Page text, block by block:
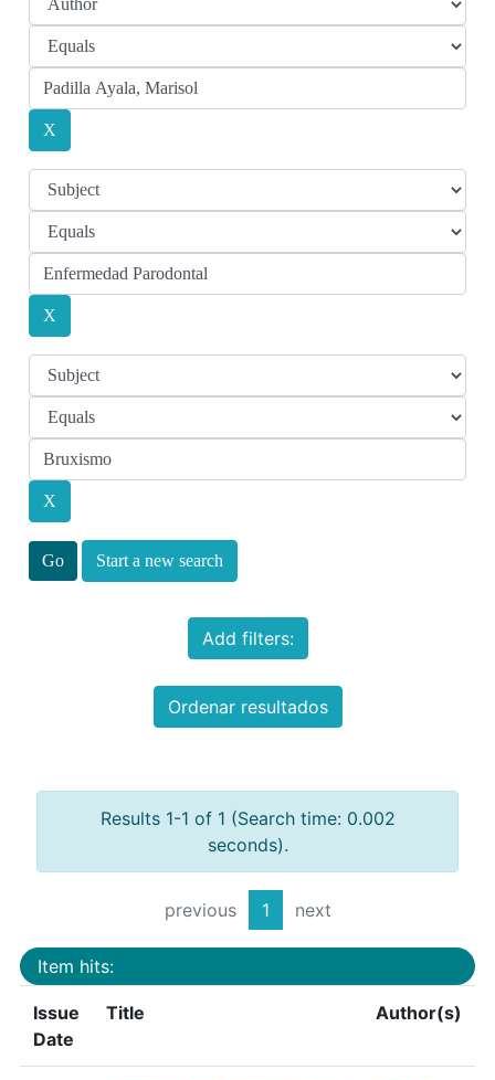
Start a new search
Add filters:
Ordenar resultados
Results 1-1 of 1 (Search time: 0.002
seconds).
previous 1 next
Item hits:
Issue
Date
Title Author(s)